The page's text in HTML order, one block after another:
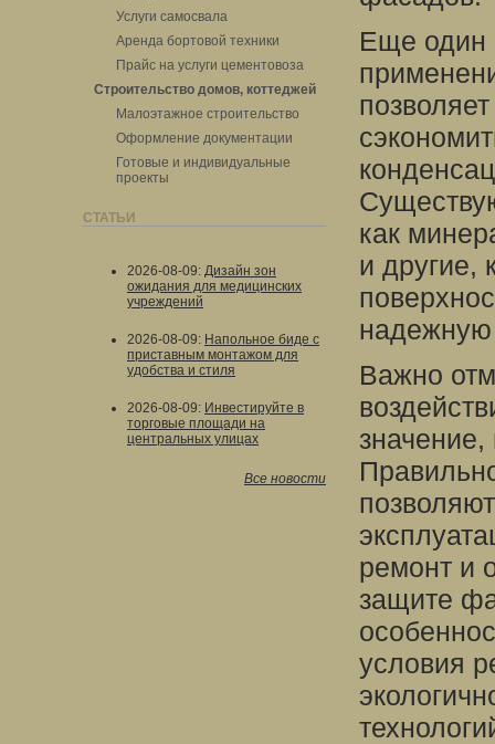
Услуги самосвала
Аренда бортовой техники
Прайс на услуги цементовоза
Строительство домов, коттеджей
Малоэтажное строительство
Оформление документации
Готовые и индивидуальные
проекты
СТАТЬИ
2026-08-09: Дизайн зон
ожидания для медицинских
учреждений
2026-08-09: Напольное биде с
приставным монтажом для
удобства и стиля
2026-08-09: Инвестируйте в
торговые площади на
центральных улицах
Все новости
Еще один
как
и другие,
надежную
Важно
значение,
ремонт и
защите
условия